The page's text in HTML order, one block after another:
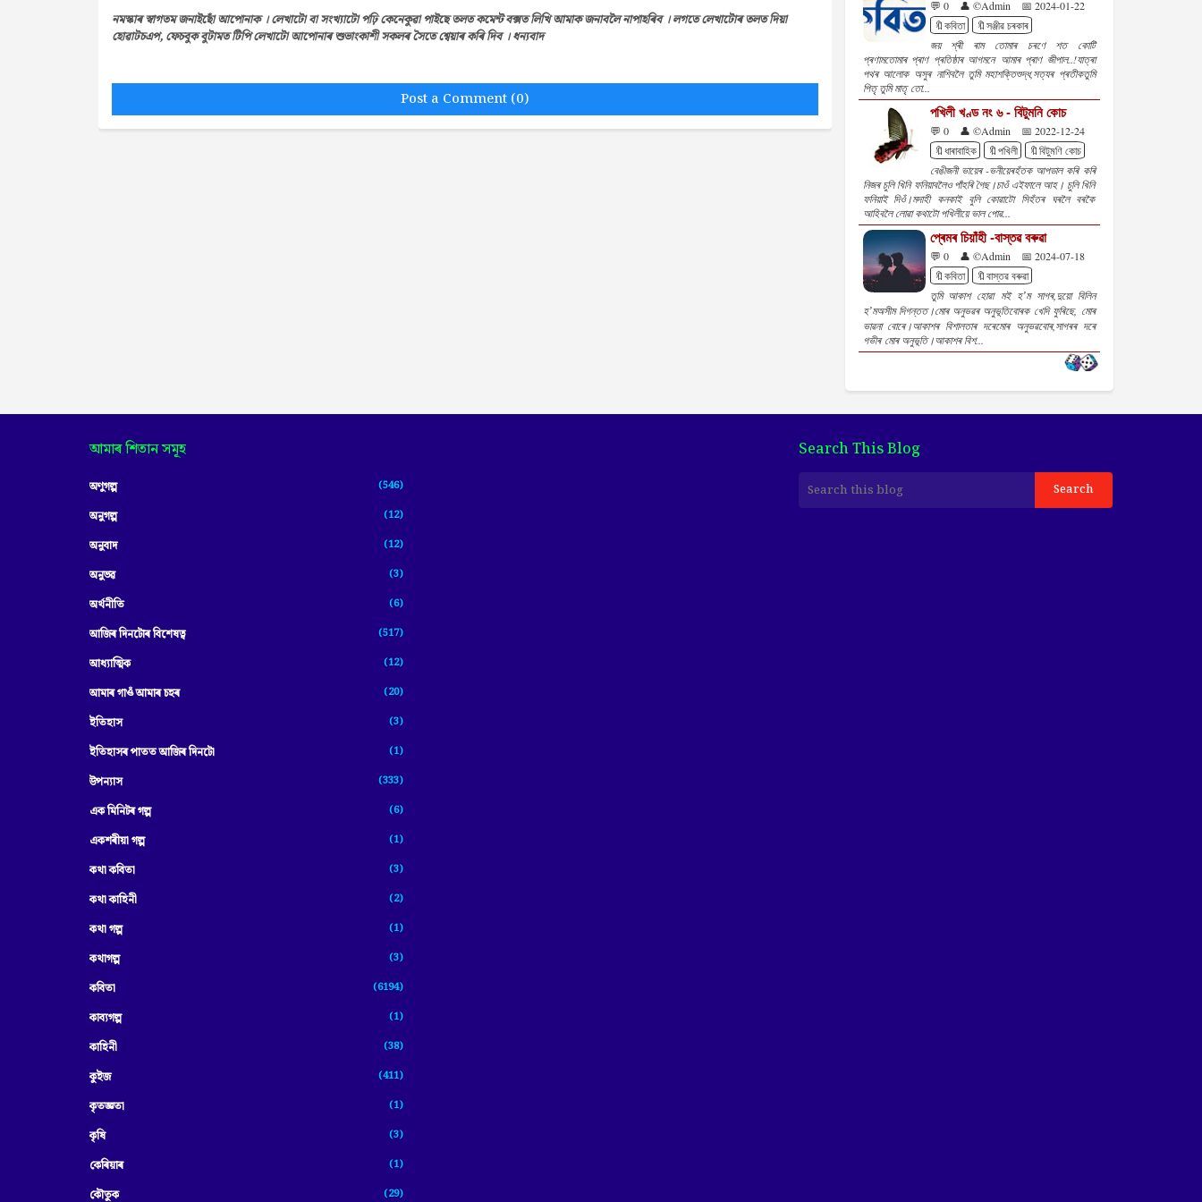
নমস্কাৰ স্বাগতম জনাইছোঁ আপোনাক । লেখাটো বা সংখ্যাটো পঢ়ি কেনেকুৱা পাইছে তলত কমেন্ট বক্সত লিখি আমাক জনাবলৈ নাপাহৰিব । লগতে লেখাটোৰ তলত দিয়া
হোৱাটচএপ, ফেচবুক বুটামত টিপি লেখাটো আপোনাৰ শুভাংকাশী সকলৰ সৈতে শ্বেয়াৰ কৰি দিব । ধন্যবাদ
Post a Comment (0)
💬 0 👤 ©Admin
📅 2024-01-22
🔖কবিতা
🔖সঞ্জীৱ চৰকাৰ
জয় শ্ৰী ৰাম তোমাৰ চৰণে শত কোটি
প্ৰণামতোমাৰ প্ৰাণ প্ৰতিষ্ঠাৰ আগমনে আমাৰ প্ৰাণ জীপাল..!যাত্ৰা
পথৰ আলোক অসুৰ নাশিবলৈ তুমি মহাশক্তিশুদ্ধ,সত্যৰ প্ৰতীকতুমি
পিতৃ তুমি মাতৃ তো...
পখিলী খণ্ড নং ৬ - বিটুমনি কোচ
💬 0 👤 ©Admin
📅 2022-12-24
🔖ধাৰাবাহিক
🔖পখিলী
🔖বিটুমণি কোচ
বেঙীজনী ভায়েৰ -ভনীয়েৰহঁতক আপডাল কৰি কৰি
নিজৰ চুলি খিনি ফনিয়াবলৈও পাঁহৰি গৈছ।চাওঁ এইফালে আহ। চুলি খিনি
ফনিয়াই দিওঁ।মদাহী কনকাই বুলি কোৱাটো সিহঁতৰ ঘৰলৈ বৰকৈ
আহিবলৈ লোৱা কথাটো পখিলীয়ে ভাল পোৱ...
প্ৰেমৰ চিয়াঁহী -বাস্তৱ বৰুৱা
💬 0 👤 ©Admin
📅 2024-07-18
🔖কবিতা
🔖বাস্তৱ বৰুৱা
তুমি আকাশ হোৱা মই হʼম সাগৰ,দুয়ো বিলিন
হʼমঅসীম দিগন্তত।মোৰ অনুভৱৰ অনুভূতিবোৰক খেদি ফুৰিছে, মোৰ
ভাৱনা বোৰে।আকাশৰ বিশালতাৰ দৰেমোৰ অনুভৱবোৰ,সাগৰৰ দৰে
গভীৰ মোৰ অনুভূতি।আকাশৰ বিশ...
আমাৰ শিতান সমূহ
অণুগল্প (546)
অনুগল্প (12)
অনুবাদ (12)
অনুভৱ (3)
অৰ্থনীতি (6)
আজিৰ দিনটোৰ বিশেষত্ব (517)
আধ্যাত্মিক (12)
আমাৰ গাওঁ আমাৰ চহৰ (20)
ইতিহাস (3)
ইতিহাসৰ পাতত আজিৰ দিনটো (1)
উপন্যাস (333)
এক মিনিটৰ গল্প (6)
একশৰীয়া গল্প (1)
কথা কবিতা (3)
কথা কাহিনী (2)
কথা গল্প (1)
কথাগল্প (3)
কবিতা (6194)
কাব্যগল্প (1)
কাহিনী (38)
কুইজ (411)
কৃতজ্ঞতা (1)
কৃষি (3)
কেৰিয়াৰ (1)
কৌতুক (29)
Search This Blog